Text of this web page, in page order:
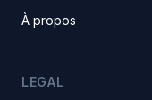
À propos
LEGAL